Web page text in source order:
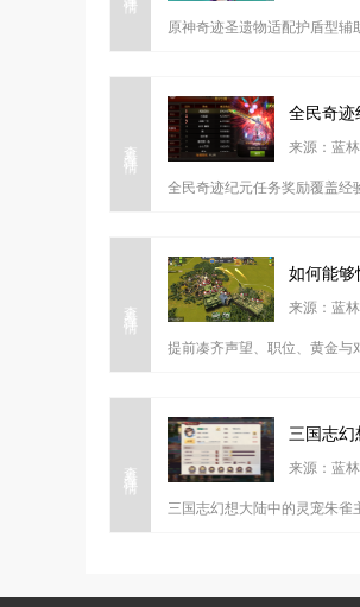
原神奇迹圣遗物适配护盾型
查看详情
全民奇迹
来源：蓝
全民奇迹纪元任务奖励覆盖经
查看详情
如何能够
来源：蓝
提前凑齐声望、职位、黄金与
查看详情
三国志
来源：蓝
三国志幻想大陆中的灵宠朱